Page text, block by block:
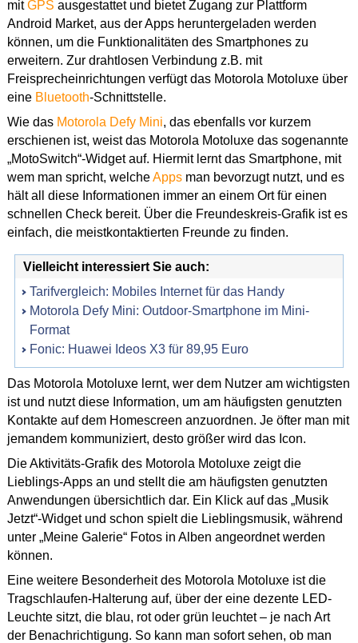
mitGPS ausgestattet und bietet Zugang zur Plattform
Android Market, aus der Apps heruntergeladen werden
können, um die Funktionalitäten des Smartphones zu
erweitern. Zur drahtlosen Verbindung z.B. mit
Freisprecheinrichtungen verfügt das Motorola Motoluxe über
eine Bluetooth-Schnittstelle.
Wie das Motorola Defy Mini, das ebenfalls vor kurzem
erschienen ist, weist das Motorola Motoluxe das sogenannte
„MotoSwitch“-Widget auf. Hiermit lernt das Smartphone, mit
wem man spricht, welcheAppsman bevorzugt nutzt, und es
hält all diese Informationen immer an einem Ort für einen
schnellen Check bereit. Über die Freundeskreis-Grafik ist es
einfach, die meistkontaktierten Freunde zu finden.
Vielleicht interessiert Sie auch:
Tarifvergleich: Mobiles Internet für das Handy
Motorola Defy Mini: Outdoor-Smartphone im Mini-
Format
Fonic: Huawei Ideos X3 für 89,95 Euro
Das Motorola Motoluxe lernt, wer dem Nutzer am wichtigsten
ist und nutzt diese Information, um am häufigsten genutzten
Kontakte auf dem Homescreen anzuordnen. Je öfter man mit
jemandem kommuniziert, desto größer wird das Icon.
Die Aktivitäts-Grafik des Motorola Motoluxe zeigt die
Lieblings-Apps an und stellt die am häufigsten genutzten
Anwendungen übersichtlich dar. Ein Klick auf das „Musik
Jetzt“-Widget und schon spielt die Lieblingsmusik, während
unter „Meine Galerie“ Fotos in Alben angeordnet werden
können.
Eine weitere Besonderheit des Motorola Motoluxe ist die
Tragschlaufen-Halterung auf, über der eine dezente LED-
Leuchte sitzt, die blau, rot oder grün leuchtet – je nach Art
der Benachrichtigung. So kann man sofort sehen, ob man